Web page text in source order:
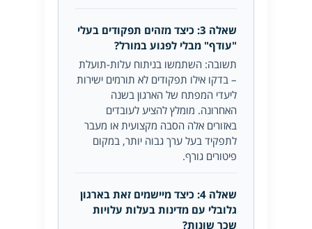
שאלה 3: כיצד מזהים תפקודים בעלי
"עודף" מבלי לפגוע במורל?
תשובה: השתמשו בניתוח עלות-תועלת
– בדקו אילו תפקודים לא תורמים ישירות
ליעדי המפתח של הארגון בשנה
האחרונה. מומלץ להציע לעובדים
באזורים אלה הסבה מקצועית או מעבר
לתפקיד בעל ערך גבוה יותר, במקום
פיטורים גורף.
שאלה 4: כיצד מיישמים זאת בארגון
גלובלי עם מדינות בעלות עלויות
שכר שונות?